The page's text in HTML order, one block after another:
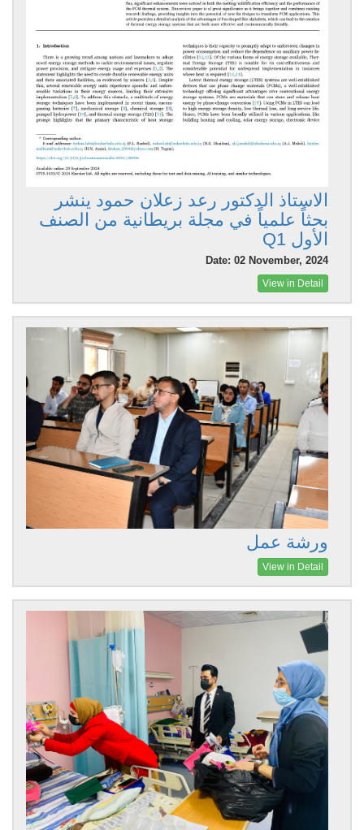
الاستاذ الدكتور رعد زعلان حمود ينشر
بحثاً علمياً في مجلة بريطانية من الصنف
الأول Q1
Date: 02 November, 2024
View in Detail
ورشة عمل
View in Detail